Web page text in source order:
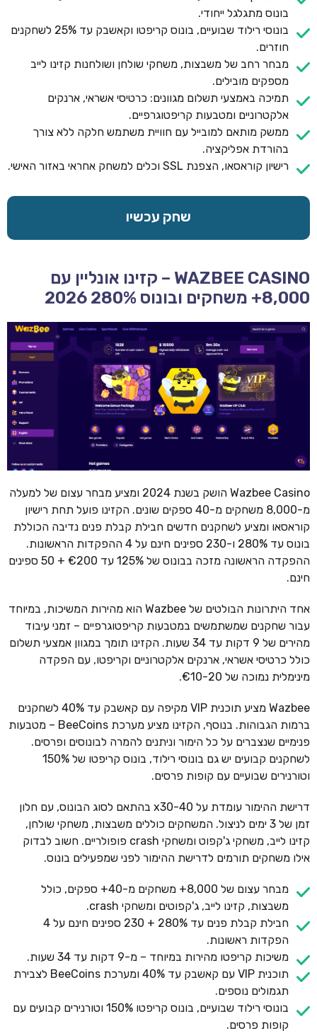
בונוס מתגלגל ייחודי.
בונוסי רילוד שבועיים, בונוס קריפטו וקאשבק עד 25% לשחקנים
חוזרים.
מבחר רחב של משבצות, משחקי שולחן ושולחנות קזינו לייב
מספקים מובילים.
תמיכה באמצעי תשלום מגוונים: כרטיסי אשראי, ארנקים
אלקטרוניים ומטבעות קריפטוגרפיים.
ממשק מותאם למובייל עם חוויית משתמש חלקה ללא צורך
בהורדת אפליקציה.
רישיון קוראסאו, הצפנת SSL וכלים למשחק אחראי באזור האישי.
שחק עכשיו
WAZBEE CASINO – קזינו אונליין עם
8,000+ משחקים ובונוס 280% 2026
Wazbee Casino הושק בשנת 2024 ומציע מבחר עצום של למעלה
מ-8,000 משחקים מ-40 ספקים שונים. הקזינו פועל תחת רישיון
קוראסאו ומציע לשחקנים חדשים חבילת קבלת פנים נדיבה הכוללת
בונוס עד 280% ו-230 ספינים חינם על 4 ההפקדות הראשונות.
ההפקדה הראשונה מזכה בבונוס של 125% עד €200 + 50 ספינים
חינם.
אחד היתרונות הבולטים של Wazbee הוא מהירות המשיכות, במיוחד
עבור שחקנים שמשתמשים במטבעות קריפטוגרפיים – זמני עיבוד
מהירים של 9 דקות עד 34 שעות. הקזינו תומך במגוון אמצעי תשלום
כולל כרטיסי אשראי, ארנקים אלקטרוניים וקריפטו, עם הפקדה
מינימלית נמוכה של €10-20.
Wazbee מציע תוכנית VIP מקיפה עם קאשבק עד 40% לשחקנים
ברמות הגבוהות. בנוסף, הקזינו מציע מערכת BeeCoins – מטבעות
פנימיים שנצברים על כל הימור וניתנים להמרה לבונוסים ופרסים.
לשחקנים קבועים יש גם בונוסי רילוד, בונוס קריפטו של 150%
וטורנירים שבועיים עם קופות פרסים.
דרישת ההימור עומדת על x30-40 בהתאם לסוג הבונוס, עם חלון
זמן של 3 ימים לניצול. המשחקים כוללים משבצות, משחקי שולחן,
קזינו לייב, משחקי ג'קפוט ומשחקי crash פופולריים. חשוב לבדוק
אילו משחקים תורמים לדרישת ההימור לפני שמפעילים בונוס.
מבחר עצום של 8,000+ משחקים מ-40+ ספקים, כולל
משבצות, קזינו לייב, ג'קפוטים ומשחקי crash.
חבילת קבלת פנים עד 280% + 230 ספינים חינם על 4
הפקדות ראשונות.
משיכות קריפטו מהירות במיוחד – מ-9 דקות עד 34 שעות.
תוכנית VIP עם קאשבק עד 40% ומערכת BeeCoins לצבירת
תגמולים נוספים.
בונוסי רילוד שבועיים, בונוס קריפטו 150% וטורנירים קבועים עם
קופות פרסים.